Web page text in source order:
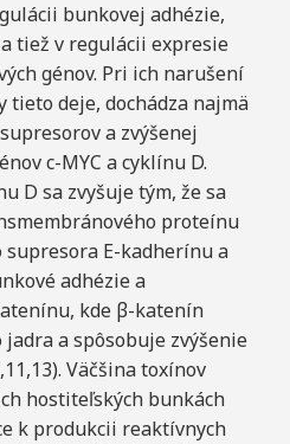
bunkovej adhézie,
tiež v regulácii expresie
génov. Pri ich narušení
tieto deje, dochádza najmä
a zvýšenej
c-MYC a cyklínu D.
D sa zvyšuje tým, že sa
proteínu
E-kadherínu a
adhézie a
kde β-katenín
a spôsobuje zvýšenie
Väčšina toxínov
hostiteľských bunkách
k produkcii reaktívnych